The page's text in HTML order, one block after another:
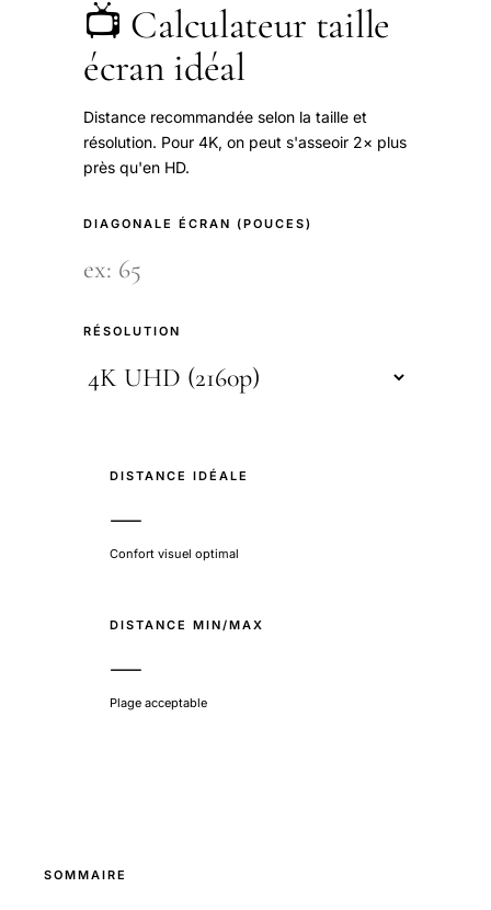
📺 Calculateur taille
écran idéal
Distance recommandée selon la taille et
résolution. Pour 4K, on peut s'asseoir 2× plus
près qu'en HD.
DIAGONALE ÉCRAN (POUCES)
RÉSOLUTION
DISTANCE IDÉALE
—
Confort visuel optimal
DISTANCE MIN/MAX
—
Plage acceptable
SOMMAIRE